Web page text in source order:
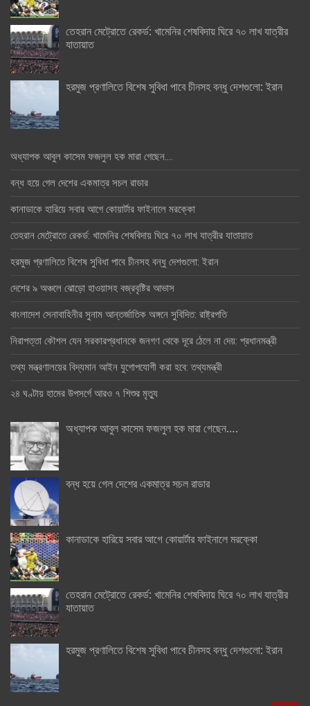
তেহরান মেট্রোতে রেকর্ড: খামেনির শেষবিদায় ঘিরে ৭০ লাখ যাত্রীর
যাতায়াত
হরমুজ প্রণালিতে বিশেষ সুবিধা পাবে চীনসহ বন্ধু দেশগুলো: ইরান
অধ্যাপক আবুল কাসেম ফজলুল হক মারা গেছেন….
বন্ধ হয়ে গেল দেশের একমাত্র সচল রাডার
কানাডাকে হারিয়ে সবার আগে কোয়ার্টার ফাইনালে মরক্কো
তেহরান মেট্রোতে রেকর্ড: খামেনির শেষবিদায় ঘিরে ৭০ লাখ যাত্রীর যাতায়াত
হরমুজ প্রণালিতে বিশেষ সুবিধা পাবে চীনসহ বন্ধু দেশগুলো: ইরান
দেশের ৯ অঞ্চলে ঝোড়ো হাওয়াসহ বজ্রবৃষ্টির আভাস
বাংলাদেশ সেনাবাহিনীর সুনাম আন্তর্জাতিক অঙ্গনে সুবিদিত: রাষ্ট্রপতি
নিরাপত্তা কৌশল যেন সরকারপ্রধানকে জনগণ থেকে দূরে ঠেলে না দেয়: প্রধানমন্ত্রী
তথ্য মন্ত্রণালয়ের বিদ্যমান আইন যুগোপযোগী করা হবে: তথ্যমন্ত্রী
২৪ ঘণ্টায় হামের উপসর্গে আরও ৭ শিশুর মৃত্যু
অধ্যাপক আবুল কাসেম ফজলুল হক মারা গেছেন….
বন্ধ হয়ে গেল দেশের একমাত্র সচল রাডার
কানাডাকে হারিয়ে সবার আগে কোয়ার্টার ফাইনালে মরক্কো
তেহরান মেট্রোতে রেকর্ড: খামেনির শেষবিদায় ঘিরে ৭০ লাখ যাত্রীর
যাতায়াত
হরমুজ প্রণালিতে বিশেষ সুবিধা পাবে চীনসহ বন্ধু দেশগুলো: ইরান